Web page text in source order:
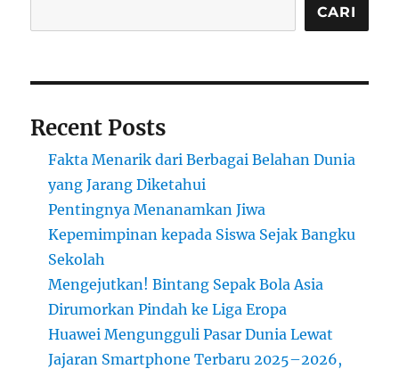
Khusus
CARI
Recent Posts
Fakta Menarik dari Berbagai Belahan Dunia
yang Jarang Diketahui
Pentingnya Menanamkan Jiwa
Kepemimpinan kepada Siswa Sejak Bangku
Sekolah
Mengejutkan! Bintang Sepak Bola Asia
Dirumorkan Pindah ke Liga Eropa
Huawei Mengungguli Pasar Dunia Lewat
Jajaran Smartphone Terbaru 2025–2026,